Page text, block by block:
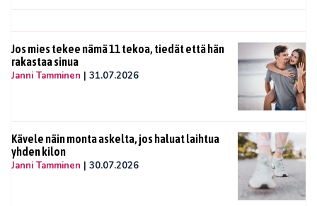
Jos mies tekee nämä 11 tekoa, tiedät että hän
rakastaa sinua
Janni Tamminen | 31.07.2026
Kävele näin monta askelta, jos haluat laihtua
yhden kilon
Janni Tamminen | 30.07.2026